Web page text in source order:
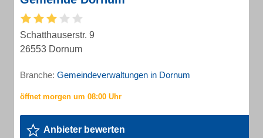
Schatthauserstr. 9
26553 Dornum
Branche: Gemeindeverwaltungen in Dornum
Anbieter bewerten